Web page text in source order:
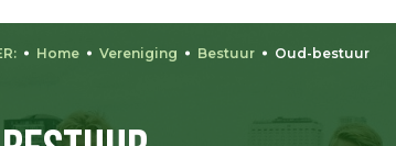
Home Vereniging Bestuur Oud-bestuur